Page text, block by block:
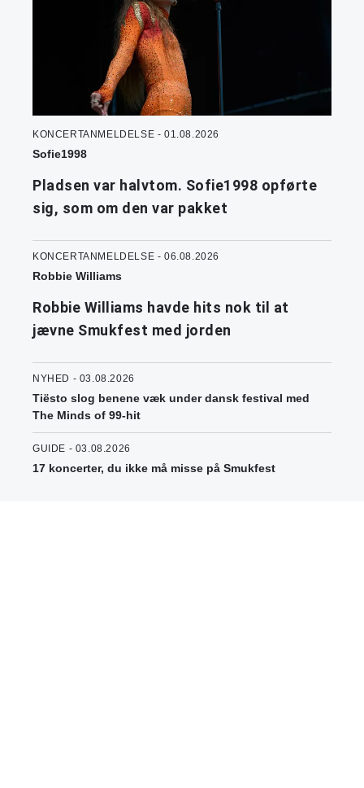
KONCERTANMELDELSE - 01.08.2026
Sofie1998
Pladsen var halvtom. Sofie1998 opførte
sig, som om den var pakket
KONCERTANMELDELSE - 06.08.2026
Robbie Williams
Robbie Williams havde hits nok til at
jævne Smukfest med jorden
NYHED - 03.08.2026
Tiësto slog benene væk under dansk festival med
The Minds of 99-hit
GUIDE - 03.08.2026
17 koncerter, du ikke må misse på Smukfest